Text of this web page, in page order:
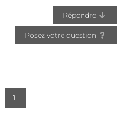
Répondre
Posez votre question
1